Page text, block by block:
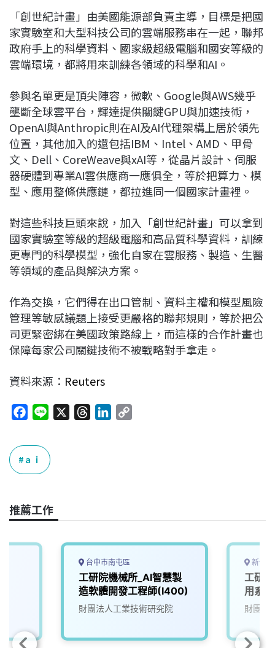
「創世紀計畫」由美國能源部負責主導，目標是把國
家實驗室和大型科技公司的雲端服務串在一起，聯邦
政府手上的科學資料、國家級超級電腦和國安等級的
雲端環境，都將用來訓練各領域的科學和AI。
參與名單更是頂尖陣容，微軟、Google與AWS幾乎
壟斷全球雲平台，輝達提供關鍵GPU與加速技術，
OpenAI與Anthropic則在AI及AI代理架構上居於領先
位置，其他加入的還包括IBM、Intel、AMD、甲骨
文、Dell、CoreWeave與xAI等，從晶片設計、伺服
器硬體到專業AI雲供應商一應俱全，等於把算力、模
型、應用整條供應鏈，都拉進同一個國家計畫裡。​
對這些科技巨頭來說，加入「創世紀計畫」可以拿到
國家實驗室等級的超級電腦和高品質科學資料，訓練
更專門的科學模型，強化自家在雲服務、製造、生醫
等領域的產品與解決方案。
作為交換，它們得在出口管制、資料主權和模型風險
管理等敏感議題上接受更嚴格的聯邦規則，等於把公
司更緊密綁在美國政策路線上，而這樣的合作計畫也
保障每家公司關鍵技術不被戰略對手拿走。
資料來源： Reuters
c
e
b
o
k
e
n
k
ａｉ
推薦工作
台中市南屯區
工研院機械所_AI智慧製
造軟體開發工程師(I400)
財團法人工業技術研究院
新竹
工研
用系
財團法